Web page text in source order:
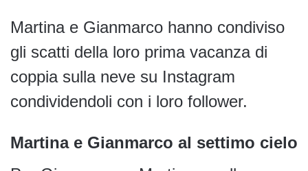
Martina e Gianmarco hanno condiviso
gli scatti della loro prima vacanza di
coppia sulla neve su Instagram
condividendoli con i loro follower.
Martina e Gianmarco al settimo cielo